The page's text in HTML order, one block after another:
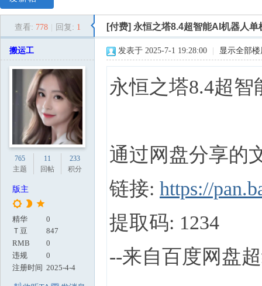
1
查看: 778 回复: 1 [付费] 永恒之塔8.4超智能AI机器人单
搬运工
765
主题
11
回帖
233
积分
版主
精华
0
Ｔ豆
847
RMB
0
违规
0
注册时间 2025-4-4
发表于 2025-7-1 19:28:00 显示全部楼
永恒之塔8.4超
通过网盘分享的
链接: https://
提取码: 1234
--来自百度网盘